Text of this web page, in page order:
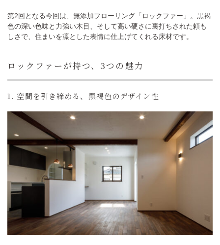
モデルハウス見学
イベント予約
第2回となる今回は、無添加フローリング「ロックファー」。黒褐
色の深い色味と力強い木目、そして高い硬さに裏打ちされた頼も
しさで、住まいを凛とした表情に仕上げてくれる床材です。
ロックファーが持つ、3つの魅力
1. 空間を引き締める、黒褐色のデザイン性